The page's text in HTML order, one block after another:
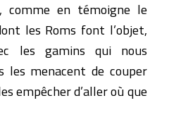
comme en témoigne le
les Roms font l’objet,
les gamins qui nous
les menacent de couper
empêcher d’aller où que